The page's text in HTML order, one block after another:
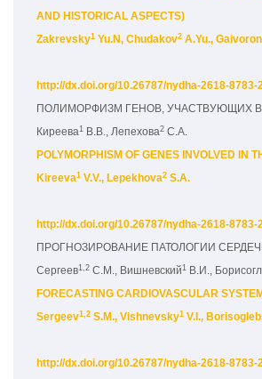
AND HISTORICAL ASPECTS)
Zakrevsky1 Yu.N, Chudakov2 A.Yu.,
http://dx.doi.org/10.26787/nydha-2618-8783-
ПОЛИМОРФИЗМ ГЕНОВ, УЧАСТВУЮЩИХ
Киреева1 В.В., Лепехова2 С.А.
POLYMORPHISM OF GENES INVOLVED IN
Kireeva1 V.V., Lepekhova2 S.A.
http://dx.doi.org/10.26787/nydha-2618-8783-
ПРОГНОЗИРОВАНИЕ ПАТОЛОГИИ
Сергеев1,2 С.М., Вишневский 1 В.И.,
FORECASTING CARDIOVASCULAR
Sergeev1,2 S.M., Vishnevsky1 V.I.,
http://dx.doi.org/10.26787/nydha-2618-8783-